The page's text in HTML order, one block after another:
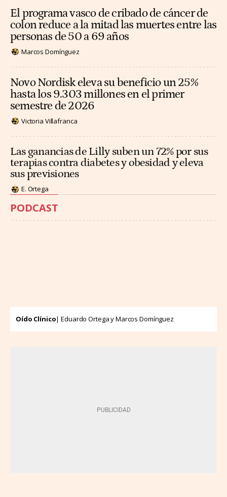
El programa vasco de cribado de cáncer de
colon reduce a la mitad las muertes entre las
personas de 50 a 69 años
Marcos Domínguez
Novo Nordisk eleva su beneficio un 25%
hasta los 9.303 millones en el primer
semestre de 2026
Victoria Villafranca
Las ganancias de Lilly suben un 72% por sus
terapias contra diabetes y obesidad y eleva
sus previsiones
E. Ortega
PODCAST
Oído Clínico| Eduardo Ortega y Marcos Domínguez